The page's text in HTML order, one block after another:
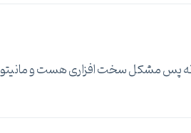
پس مشکل سخت افزاری هست و مانیتور